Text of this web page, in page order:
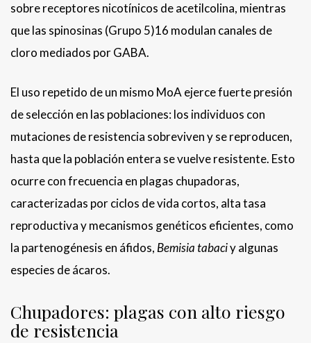
sobre receptores nicotínicos de acetilcolina, mientras
que las spinosinas (Grupo 5)16 modulan canales de
cloro mediados por GABA.
El uso repetido de un mismo MoA ejerce fuerte presión
de selección en las poblaciones: los individuos con
mutaciones de resistencia sobreviven y se reproducen,
hasta que la población entera se vuelve resistente. Esto
ocurre con frecuencia en plagas chupadoras,
caracterizadas por ciclos de vida cortos, alta tasa
reproductiva y mecanismos genéticos eficientes, como
la partenogénesis en áfidos, Bemisia tabaciy algunas
especies de ácaros.
Chupadores: plagas con alto riesgo
de resistencia